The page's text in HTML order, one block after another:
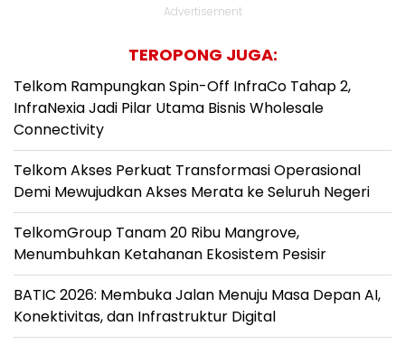
Advertisement
TEROPONG JUGA:
Telkom Rampungkan Spin-Off InfraCo Tahap 2,
InfraNexia Jadi Pilar Utama Bisnis Wholesale
Connectivity
Telkom Akses Perkuat Transformasi Operasional
Demi Mewujudkan Akses Merata ke Seluruh Negeri
TelkomGroup Tanam 20 Ribu Mangrove,
Menumbuhkan Ketahanan Ekosistem Pesisir
BATIC 2026: Membuka Jalan Menuju Masa Depan AI,
Konektivitas, dan Infrastruktur Digital